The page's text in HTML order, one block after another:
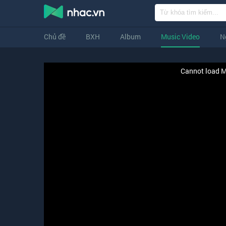
Chủ đề BXH Album Music Video
Cannot load